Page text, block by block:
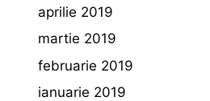
aprilie 2019
martie 2019
februarie 2019
ianuarie 2019